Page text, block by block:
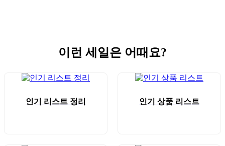
이런 세일은 어때요?
인기 리스트 정리 인기 상품 리스트